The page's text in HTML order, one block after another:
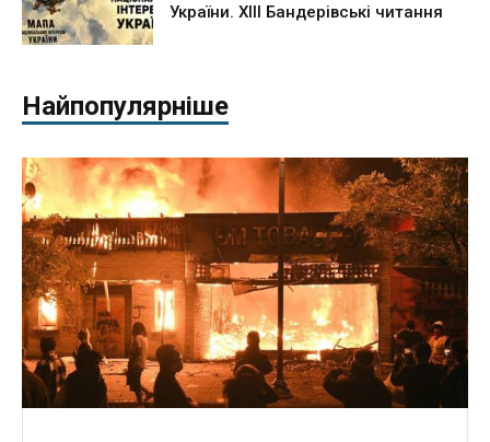
України. ХІІІ Бандерівські читання
Найпопулярніше